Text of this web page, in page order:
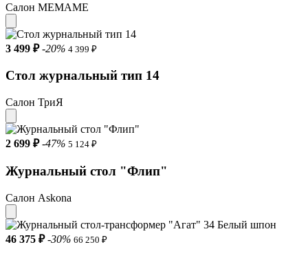
Салон МЕМАМЕ
3 499 ₽ -20% 4 399 ₽
Стол журнальный тип 14
Салон ТриЯ
2 699 ₽ -47% 5 124 ₽
Журнальный стол "Флип"
Салон Askona
46 375 ₽ -30% 66 250 ₽